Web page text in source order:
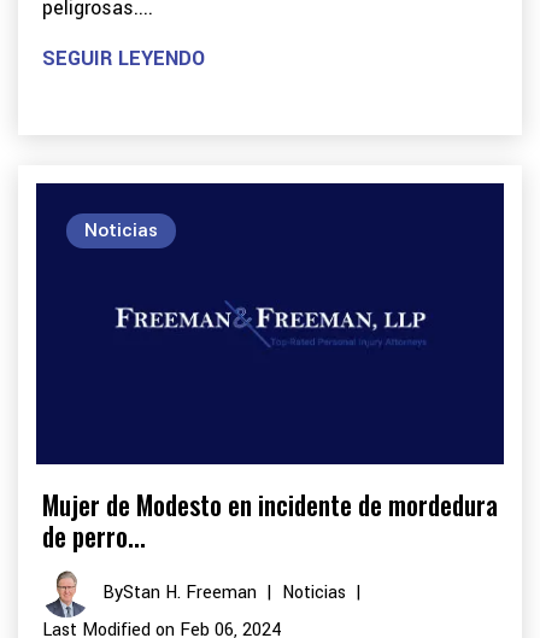
peligrosas....
SEGUIR LEYENDO
Mujer de Modesto en incidente de mordedura
de perro...
ByStan H. Freeman | Noticias |
Last Modified on Feb 06, 2024
Noticias